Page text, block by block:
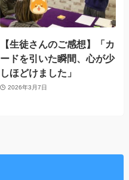
【生徒さんのご感想】「カ
ードを引いた瞬間、心が少
しほどけました」
2026年3月7日